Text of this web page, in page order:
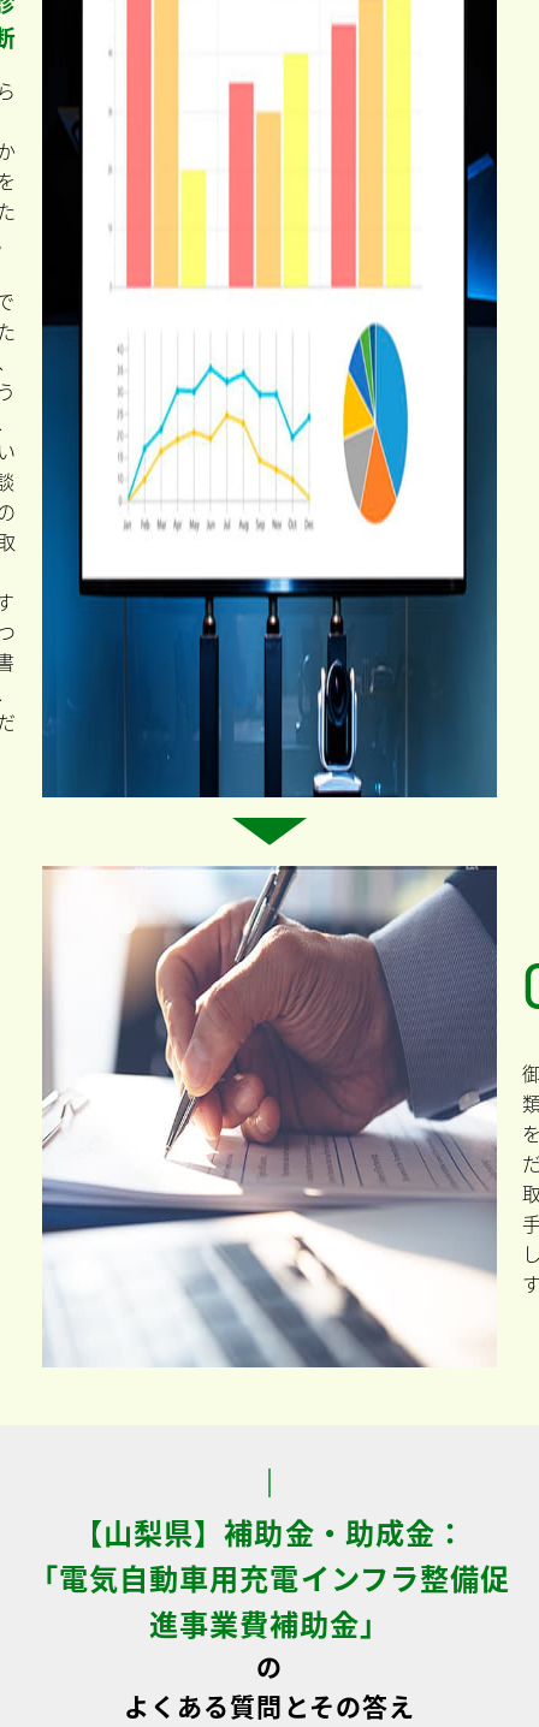
【山梨県】補助金・助成金：
「電気自動車用充電インフラ整備促
進事業費補助金」
の
よくある質問とその答え